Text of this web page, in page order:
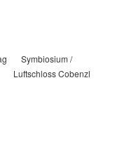
Symbiosium /
Luftschloss Cobenzl